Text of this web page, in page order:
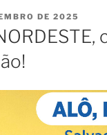
DE 2025